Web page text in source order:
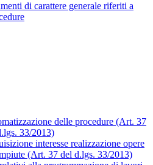
di carattere generale riferiti a
delle procedure (Art. 37
33/2013)
interesse realizzazione opere
(Art. 37 del d.lgs. 33/2013)